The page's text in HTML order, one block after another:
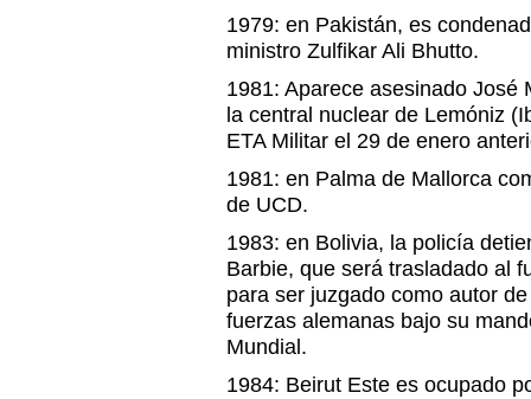
1979: en Pakistán, es
ministro Zulfikar Ali Bhutto.
1981: Aparece asesinado José
la central nuclear de Lemóniz
ETA Militar el 29 de enero
1981: en Palma de Mallorca
de UCD.
1983: en Bolivia, la policía
Barbie, que será trasladado al
para ser juzgado como autor
fuerzas alemanas bajo su
Mundial.
1984: Beirut Este es ocupado